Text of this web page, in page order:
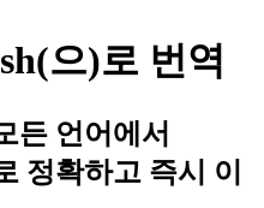
으)로 번역
든 언어에서